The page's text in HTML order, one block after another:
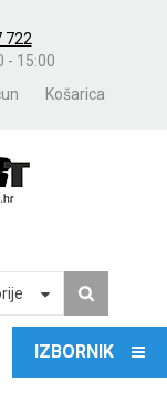
722
- 15:00
Košarica